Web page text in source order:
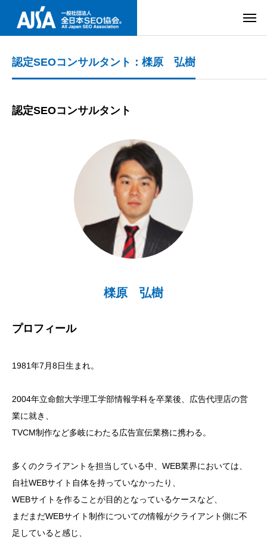
認定SEOコンサルタント：檪原 弘樹
認定SEOコンサルタント
檪原 弘樹
プロフィール
1981年7月8日生まれ。
2004年立命館大学理工学部情報学科を卒業後、広告代理店の営
業に就き、
TVCM制作など多岐にわたる広告宣伝業務に携わる。
多くのクライアントを担当している中、WEB業界においては、
自社WEBサイト自体を持っていなかったり、
WEBサイトを作ることが目的となっているケースなど、
まだまだWEBサイト制作についての情報がクライアント側に不
足していると感じ、